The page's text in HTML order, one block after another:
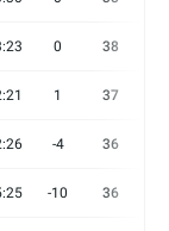
0 38
1 37
-4 36
-10 36